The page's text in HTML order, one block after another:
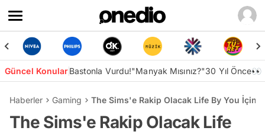
Güncel KonularBastonla Vurdu!"Manyak Mısınız?"30 Yıl Önce👀
Haberler Gaming The Sims'e Rakip Olacak Life By You İçin
The Sims'e Rakip Olacak Life